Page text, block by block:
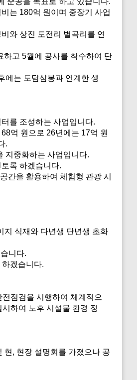
는 180억 원이며 중장기 사업
와 상진 도전리 별곡리를 연
하고 5월에 공사를 착수하여 단
에는 도담삼봉과 연계한 생
를 조성하는 사업입니다.
억 원으로 26년에는 17억 원
.
지중화하는 사업입니다.
록 하겠습니다.
간을 활용하여 체험형 관광 시
지 식재와 다년생 단년생 초화
니다.
겠습니다.
점검을 시행하여 체계적으
하여 노후 시설물 환경 정
현, 현장 설명회를 가졌으나 공